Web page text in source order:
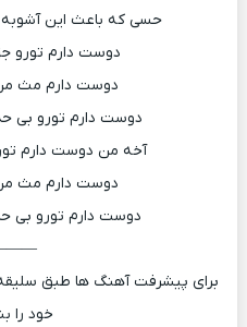
حسی که باعث این آشوبه
دوست دارم تورو
دوست دارم مث
دوست دارم تورو بی
آخه من دوست دارم
دوست دارم مث
دوست دارم تورو بی
برای پیشرفت آهنگ ها طبق
خود را